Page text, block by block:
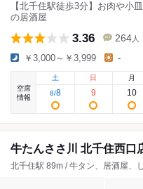
【北千住駅徒歩3分】お肉や小
の居酒屋
3.36 264 人
￥3,000～￥3,999 -
空席
情報
土
8/8
日
9
月
10
牛たんささ川 北千住西口
北千住駅 89m / 牛タン、居酒屋、